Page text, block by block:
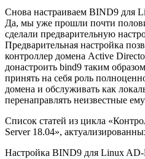
Снова настраиваем BIND9 для
Да, мы уже прошли почти
сделали предварительную
Предварительная настройка
контроллер домена Active
донастроить bind9 таким
принять на себя роль
домена и обслуживать как
перенаправлять неизвестные
Список статей из цикла
Server 18.04»,
Настройка BIND9 для Linux AD-